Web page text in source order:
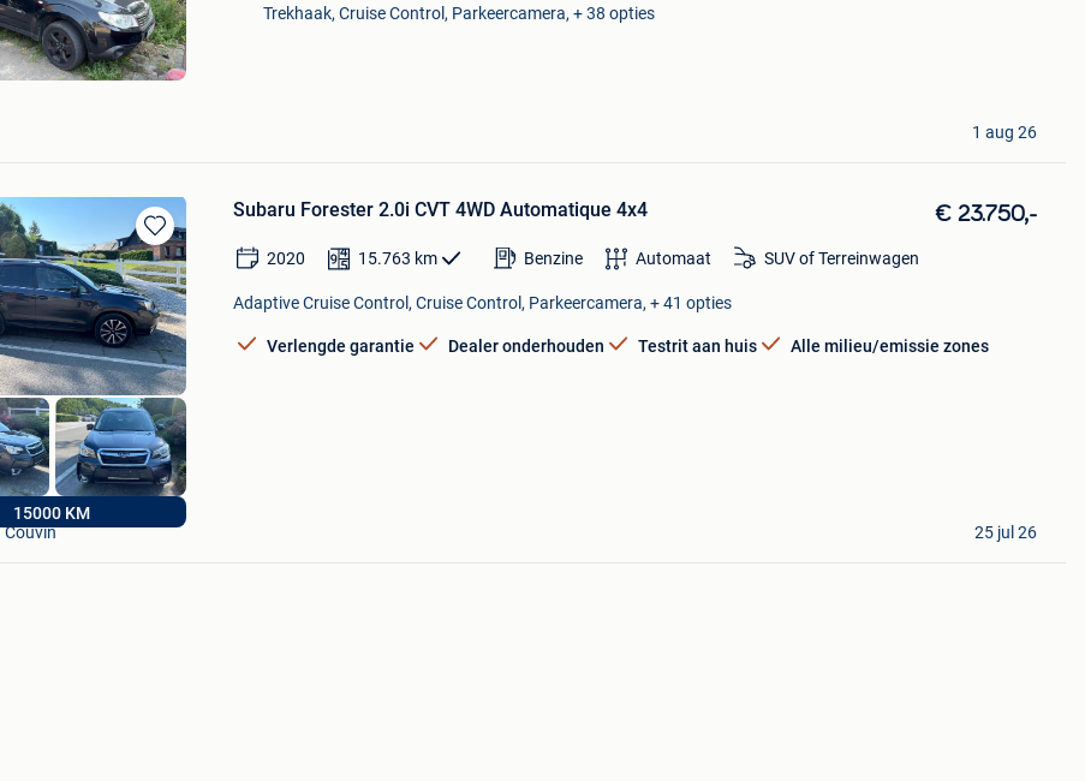
in
Mijn
Favorieten
Trekhaak, Cruise Control, Parkeercamera, + 38 opties
1 aug 26
Bewaren
in
Mijn
Favorieten
15000 KM
Subaru Forester 2.0i CVT 4WD Automatique 4x4 € 23.750,-
2020 15.763 km Benzine Automaat SUV of Terreinwagen
Adaptive Cruise Control, Cruise Control, Parkeercamera, + 41 opties
Verlengde garantie Dealer onderhouden Testrit aan huis Alle milieu/emissie zones
Riche Automobiles
Couvin
25 jul 26